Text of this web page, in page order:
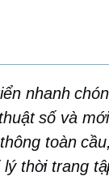
nhanh
số và
toàn
thời trang